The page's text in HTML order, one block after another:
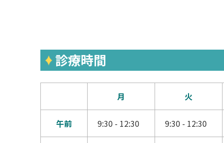
診療時間
月 火
午前 9:30 - 12:30 9:30 - 12:30